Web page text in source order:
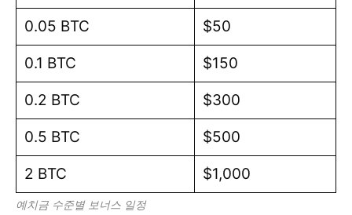
0.05 BTC $50
0.1 BTC $150
0.2 BTC $300
0.5 BTC $500
2 BTC $1,000
예치금 수준별 보너스 일정